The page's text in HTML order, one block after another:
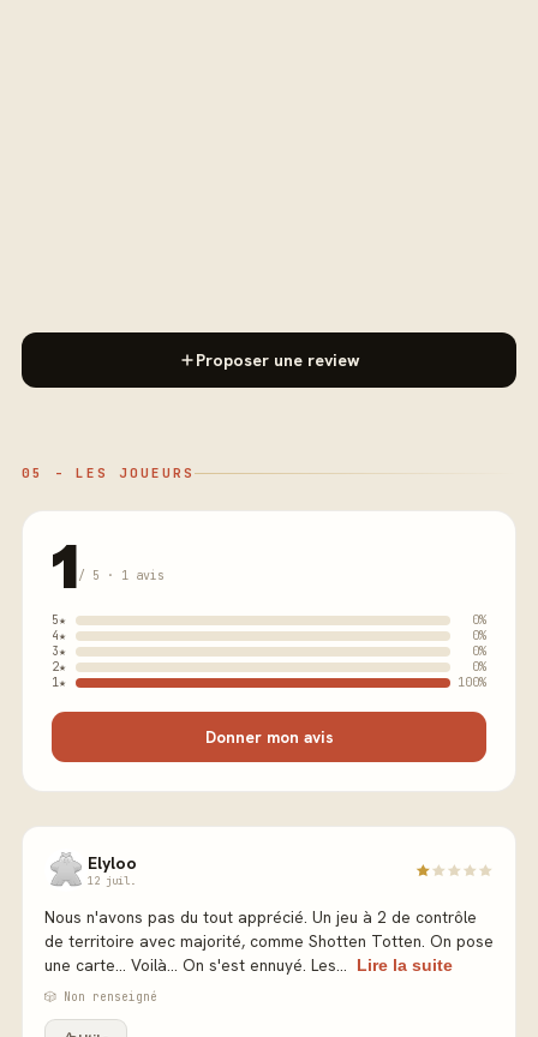
Proposer une review
05 - LES JOUEURS
1/ 5 · 1 avis
5★
0%
4★
0%
3★
0%
2★
0%
1★
100%
Donner mon avis
Elyloo
12 juil.
Nous n'avons pas du tout apprécié. Un jeu à 2 de contrôle
de territoire avec majorité, comme Shotten Totten. On pose
une carte... Voilà... On s'est ennuyé. Les...
Lire la suite
🎲 Non renseigné